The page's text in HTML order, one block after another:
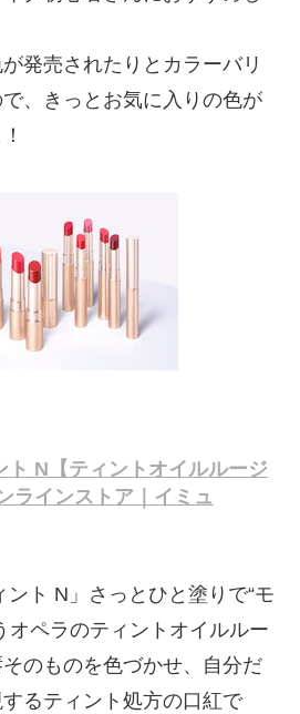
発売されたりとカラーバリ
、きっとお気に入りの色が
ト N【ティントオイルルージ
ラインストア｜イミュ
ト N」さっとひと塗りで“モ
オペラのティントオイルルー
のものを色づかせ、自分だ
るティント処方の口紅で